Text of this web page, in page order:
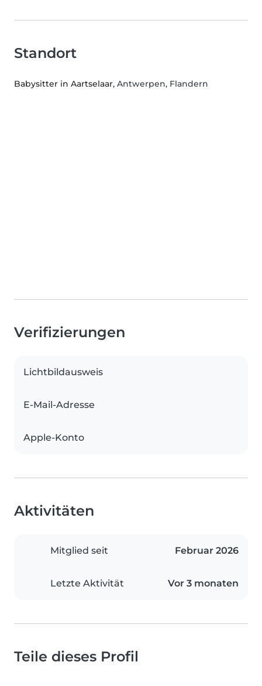
Standort
Babysitter in Aartselaar, Antwerpen, Flandern
Verifizierungen
Lichtbildausweis
E-Mail-Adresse
Apple-Konto
Aktivitäten
Mitglied seit Februar 2026
Letzte Aktivität Vor 3 monaten
Teile dieses Profil